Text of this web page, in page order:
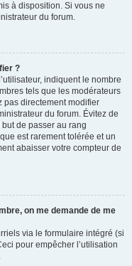
à disposition. Si vous ne
du forum.
?
indiquent le nombre
tels que les modérateurs
pas directement modifier
du forum. Évitez de
de passer au rang
est rarement tolérée et un
abaisser votre compteur de
on me demande de me
via le formulaire intégré (si
pour empêcher l’utilisation